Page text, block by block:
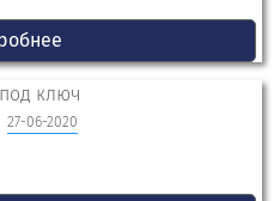
27-06-2020